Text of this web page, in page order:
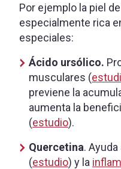
Por ejemplo la piel
especialmente rica
especiales:
Ácido ursólico.
musculares (
previene la
aumenta la
(estudio).
Quercetina.
(estudio) y la